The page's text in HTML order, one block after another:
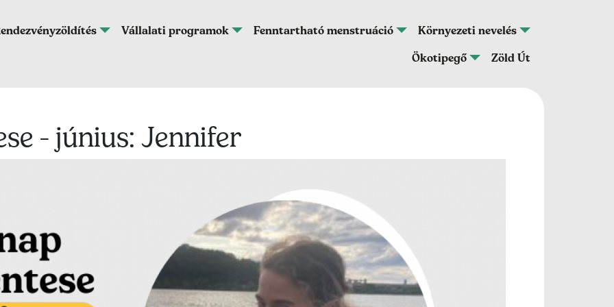
Vállalati programok Fenntartható menstruáció
Környezeti nevelés
Ökotipegő
Zöld Út
- június: Jennifer